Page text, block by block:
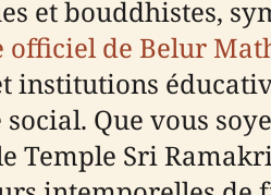
et bouddhistes,
officiel de Belur
institutions
Que vous
Temple Sri